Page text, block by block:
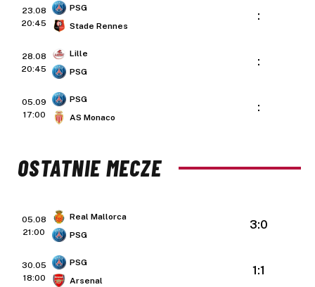
23.08
20:45
PSG
Stade Rennes
:
28.08
20:45
Lille
PSG
:
05.09
17:00
PSG
AS Monaco
:
OSTATNIE MECZE
05.08
21:00
Real Mallorca
PSG
3:0
30.05
18:00
PSG
Arsenal
1:1